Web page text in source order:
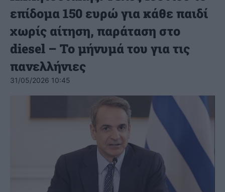
επίδομα 150 ευρώ για κάθε παιδί
χωρίς αίτηση, παράταση στο
diesel – Το μήνυμά του για τις
πανελλήνιες
31/05/2026 10:45